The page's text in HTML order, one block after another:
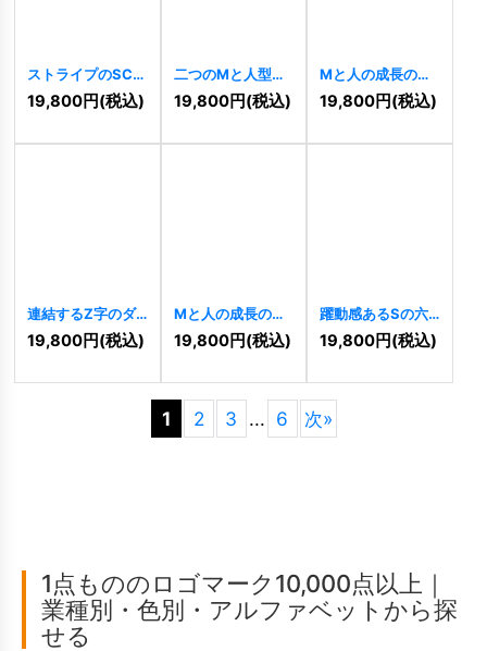
ストライプのSC連
結ロゴ[10203]
19,800円(税込)
二つのMと人型が
連なる成長ロゴ
10188 ]
19,800円(税込)
Mと人の成長のロ
ゴ 10185]
19,800円(税込)
連結するZ字のダ
イナミックロゴ
10186 ]
19,800円(税込)
Mと人の成長のロ
ゴ[ 10178]
19,800円(税込)
躍動感あるSの六
角形ロゴ[10172]
19,800円(税込)
1 2 3 ... 6 次»
1点もののロゴマーク10,000点以上｜
業種別・色別・アルファベットから探
せる